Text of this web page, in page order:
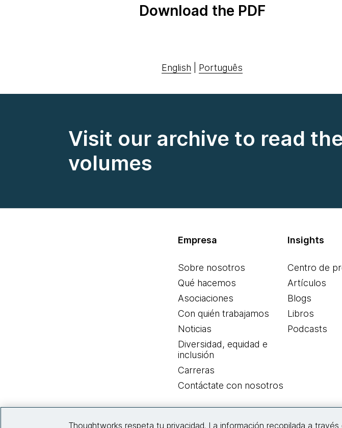
Download the PDF
English Português
Visit our archive to read
volumes
Empresa
Sobre nosotros
Qué hacemos
Asociaciones
Con quién trabajamos
Noticias
Diversidad, equidad e
inclusión
Carreras
Contáctate con nosotros
Insights
Centro de
Artículos
Blogs
Libros
Podcasts
Thoughtworks respeta tu privacidad. La información recopilada a